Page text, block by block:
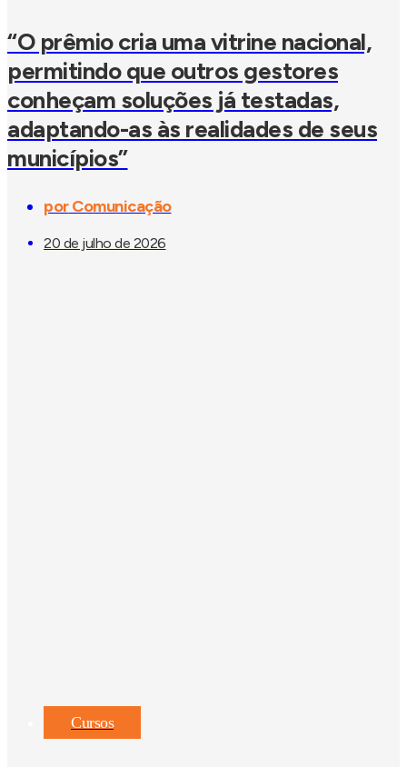
“O prêmio cria uma vitrine nacional,
permitindo que outros gestores
conheçam soluções já testadas,
adaptando-as às realidades de seus
municípios”
porComunicação
20 de julho de 2026
Cursos